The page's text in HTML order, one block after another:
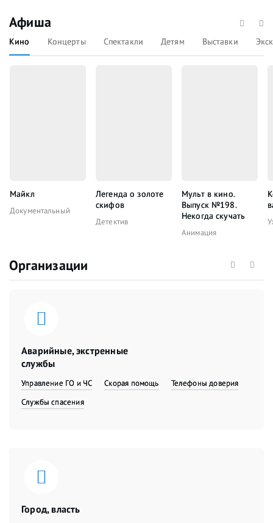
Афиша
Кино Концерты Спектакли Детям Выставки
Майкл
Документальный
Легенда о золоте
скифов
Детектив
Мульт в кино.
Выпуск №198.
Некогда скучать
Анимация
Организации
Аварийные, экстренные
службы
Управление ГО и ЧС Скорая помощь
Телефоны доверия
Службы спасения
Город, власть